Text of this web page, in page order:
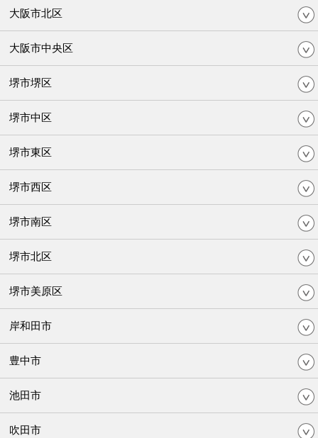
大阪市北区
大阪市中央区
堺市堺区
堺市中区
堺市東区
堺市西区
堺市南区
堺市北区
堺市美原区
岸和田市
豊中市
池田市
吹田市